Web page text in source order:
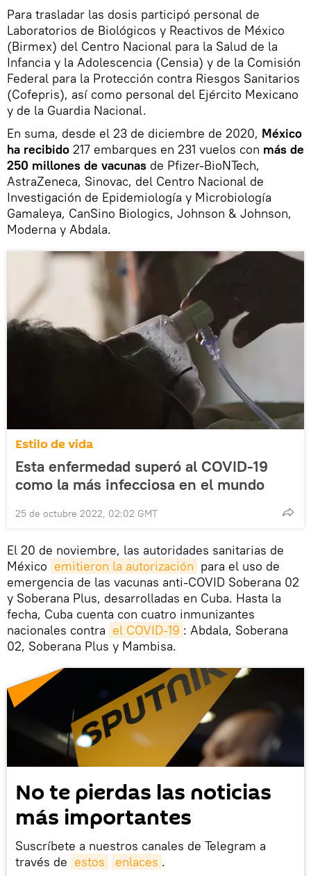
Para trasladar las dosis participó personal de
Laboratorios de Biológicos y Reactivos de México
(Birmex) del Centro Nacional para la Salud de la
Infancia y la Adolescencia (Censia) y de la Comisión
Federal para la Protección contra Riesgos Sanitarios
(Cofepris), así como personal del Ejército Mexicano
y de la Guardia Nacional.
En suma, desde el 23 de diciembre de 2020, México
ha recibido 217 embarques en 231 vuelos con más de
250 millones de vacunas de Pfizer-BioNTech,
AstraZeneca, Sinovac, del Centro Nacional de
Investigación de Epidemiología y Microbiología
Gamaleya, CanSino Biologics, Johnson & Johnson,
Moderna y Abdala.
Estilo de vida
Esta enfermedad superó al COVID-19
como la más infecciosa en el mundo
25 de octubre 2022, 02:02 GMT
El 20 de noviembre, las autoridades sanitarias de
México emitieron la autorización para el uso de
emergencia de las vacunas anti-COVID Soberana 02
y Soberana Plus, desarrolladas en Cuba. Hasta la
fecha, Cuba cuenta con cuatro inmunizantes
nacionales contra el COVID-19 : Abdala, Soberana
02, Soberana Plus y Mambisa.
No te pierdas las noticias
más importantes
Suscríbete a nuestros canales de Telegram a
través de estos enlaces .